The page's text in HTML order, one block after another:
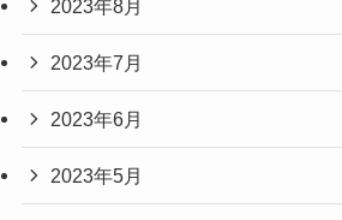
2023年8月
2023年7月
2023年6月
2023年5月